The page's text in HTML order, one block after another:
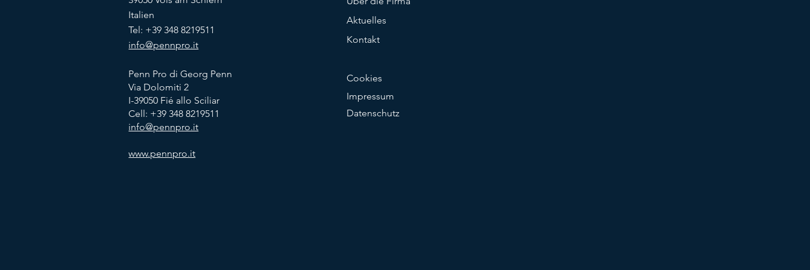
Italien
Tel: +39 348 8219511
info@pennpro.it
Penn Pro di Georg Penn
Via Dolomiti 2
I-39050 Fié allo Sciliar
Cell: +39 348 8219511
info@pennpro.it
www.pennpro.it
Aktuelles
Kontakt
Cookies
Impressum
Datenschutz